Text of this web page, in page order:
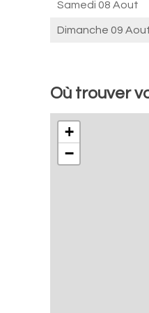
Samedi 08 Aout
Dimanche 09
Où trouver
+
−